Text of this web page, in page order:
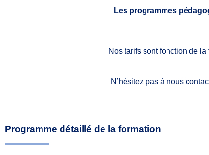
Les programmes
Nos tarifs sont fonction de
N’hésitez pas à nous
Programme détaillé de la formation